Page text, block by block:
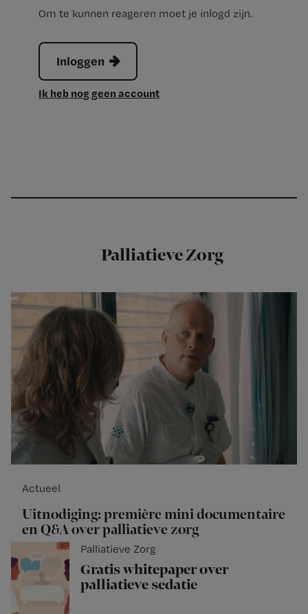
Om te kunnen reageren moet je inlogd zijn.
Inloggen
Ik heb nog geen account
Palliatieve Zorg
Actueel
Uitnodiging: première mini documentaire
en Q&A over palliatieve zorg
Palliatieve Zorg
Gratis whitepaper over
palliatieve sedatie